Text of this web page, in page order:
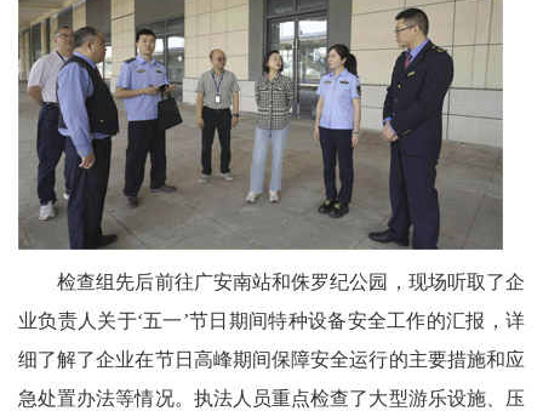
康
中
国
行
中
国
检查组先后前往广安南站和侏罗纪公园，现场听取了企
业负责人关于‘五一’节日期间特种设备安全工作的汇报，详
细了解了企业在节日高峰期间保障安全运行的主要措施和应
急处置办法等情况。执法人员重点检查了大型游乐设施、压